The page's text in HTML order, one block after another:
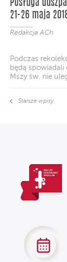
Posługa
21-26 maja
Redakcja ACh
Podczas
będą spowiadali
Mszy św. nie
Starsze wpisy